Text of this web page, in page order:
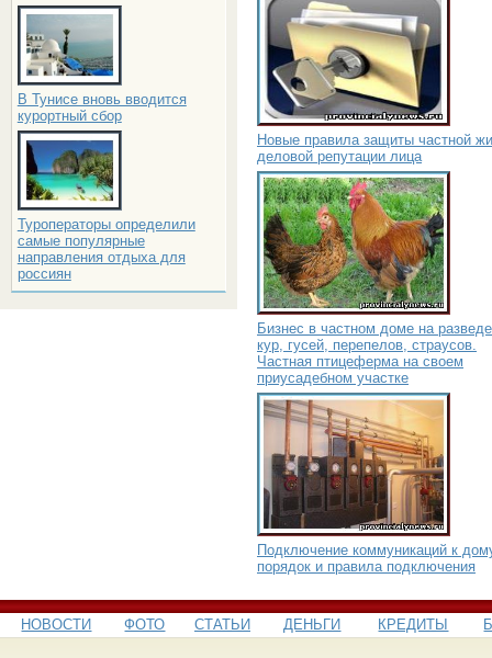
В Тунисе вновь вводится
курортный сбор
Туроператоры определили
самые популярные
направления отдыха для
россиян
Новые правила защиты частной
деловой репутации лица
Бизнес в частном доме на
кур, гусей, перепелов, страусов.
Частная птицеферма на своем
приусадебном участке
Подключение коммуникаций к
порядок и правила подключения
НОВОСТИ ФОТО СТАТЬИ ДЕНЬГИ КРЕДИТЫ